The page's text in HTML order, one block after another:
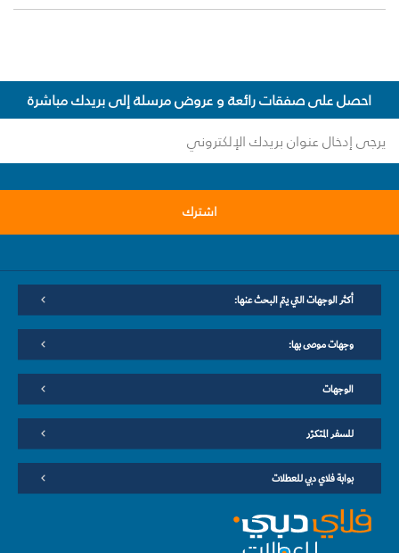
احصل على صفقات رائعة و عروض مرسلة إلى بريدك مباشرة
اشترك
أكثر الوجهات التي يتم البحث عنها:
وجهات موصى بها:
الوجهات
للسفر المتكرّر
بوابة فلاي دبي للعطلات